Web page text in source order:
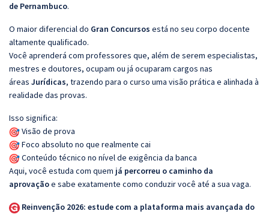
de Pernambuco.
O maior diferencial do Gran Concursos está no seu corpo docente
altamente qualificado.
Você aprenderá com professores que, além de serem especialistas,
mestres e doutores, ocupam ou já ocuparam cargos nas
áreas Jurídicas, trazendo para o curso uma visão prática e alinhada à
realidade das provas.
Isso significa:
Visão de prova
Foco absoluto no que realmente cai
Conteúdo técnico no nível de exigência da banca
Aqui, você estuda com quem já percorreu o caminho da
aprovaçãoe sabe exatamente como conduzir você até a sua vaga.
Reinvenção 2026: estude com a plataforma mais avançada do